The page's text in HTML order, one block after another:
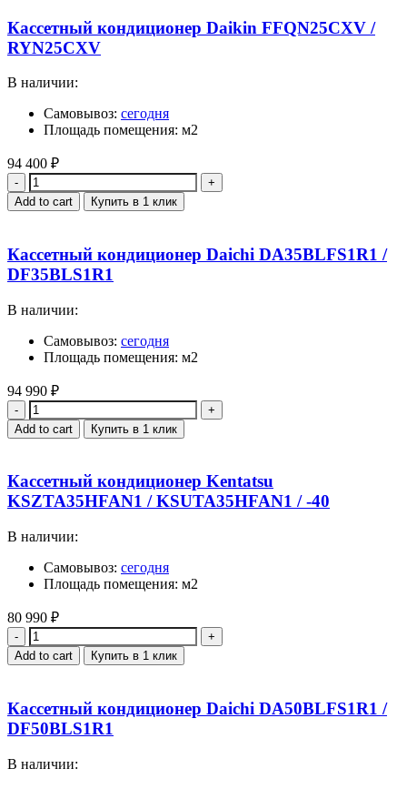
Кассетный кондиционер Daikin FFQN25CXV /
RYN25CXV
В наличии:
Самовывоз: сегодня
Площадь помещения: м2
94 400 ₽
Quantity
Add to cart Купить в 1 клик
Кассетный кондиционер Daichi DA35BLFS1R1 /
DF35BLS1R1
В наличии:
Самовывоз: сегодня
Площадь помещения: м2
94 990 ₽
Quantity
Add to cart Купить в 1 клик
Кассетный кондиционер Kentatsu
KSZTA35HFAN1 / KSUTA35HFAN1 / -40
В наличии:
Самовывоз: сегодня
Площадь помещения: м2
80 990 ₽
Quantity
Add to cart Купить в 1 клик
Кассетный кондиционер Daichi DA50BLFS1R1 /
DF50BLS1R1
В наличии: